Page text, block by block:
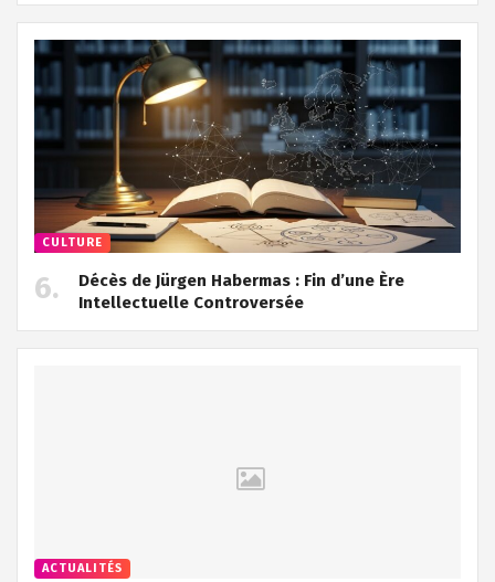
CULTURE
Décès de Jürgen Habermas : Fin d’une Ère
Intellectuelle Controversée
ACTUALITÉS